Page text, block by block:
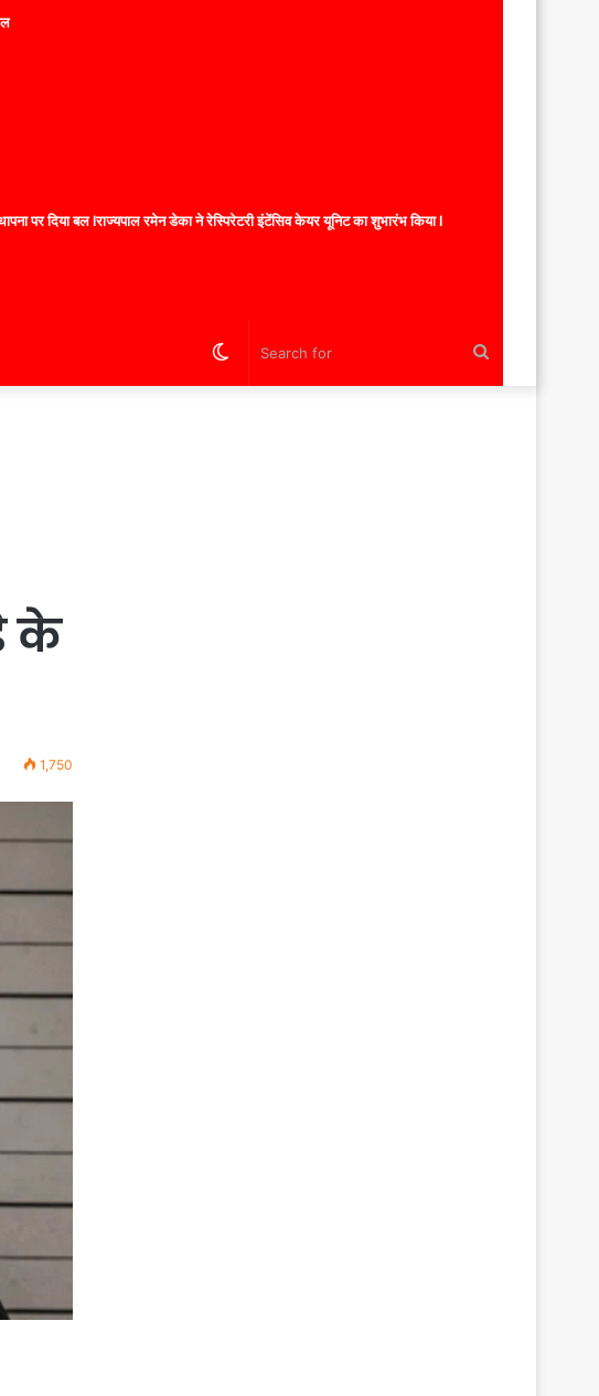
पर दिया बल lराज्यपाल रमेन डेका ने रेस्पिरेटरी इंटेंसिव केयर यूनिट का शुभारंभ किया l
Switch
के
1,750